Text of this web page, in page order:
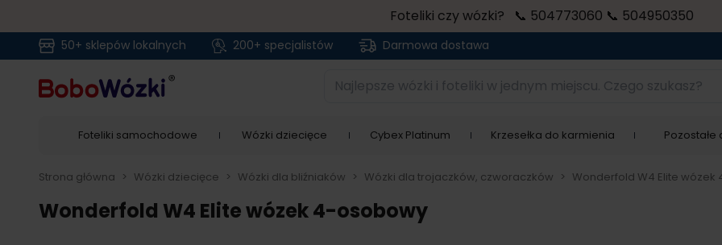
Foteliki czy wózki? 📞 504773060 📞 504950350
50+ sklepów lokalnych 200+ specjalistów Darmowa dostawa
Najlepsze wózki i foteliki w jednym miejscu. Czego szukasz?
Foteliki samochodowe Wózki dziecięce Cybex Platinum Krzesełka do karmienia Pozostałe
Strona główna > Wózki dziecięce > Wózki dla bliźniaków > Wózki dla trojaczków, czworaczków > Wonderfold W4 Elite
Wonderfold W4 Elite wózek 4-osobowy